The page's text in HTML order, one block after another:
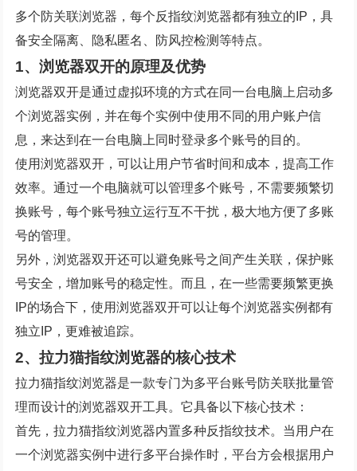
多个防关联浏览器，每个反指纹浏览器都有独立的IP，具
备安全隔离、隐私匿名、防风控检测等特点。
1、浏览器双开的原理及优势
浏览器双开是通过虚拟环境的方式在同一台电脑上启动多
个浏览器实例，并在每个实例中使用不同的用户账户信
息，来达到在一台电脑上同时登录多个账号的目的。
使用浏览器双开，可以让用户节省时间和成本，提高工作
效率。通过一个电脑就可以管理多个账号，不需要频繁切
换账号，每个账号独立运行互不干扰，极大地方便了多账
号的管理。
另外，浏览器双开还可以避免账号之间产生关联，保护账
号安全，增加账号的稳定性。而且，在一些需要频繁更换
IP的场合下，使用浏览器双开可以让每个浏览器实例都有
独立IP，更难被追踪。
2、拉力猫指纹浏览器的核心技术
拉力猫指纹浏览器是一款专门为多平台账号防关联批量管
理而设计的浏览器双开工具。它具备以下核心技术：
首先，拉力猫指纹浏览器内置多种反指纹技术。当用户在
一个浏览器实例中进行多平台操作时，平台方会根据用户